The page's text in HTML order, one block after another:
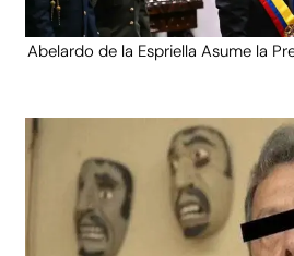
Abelardo de la Espriella Asume la